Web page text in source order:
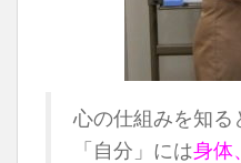
心の仕組みを知る
「自分」には身体